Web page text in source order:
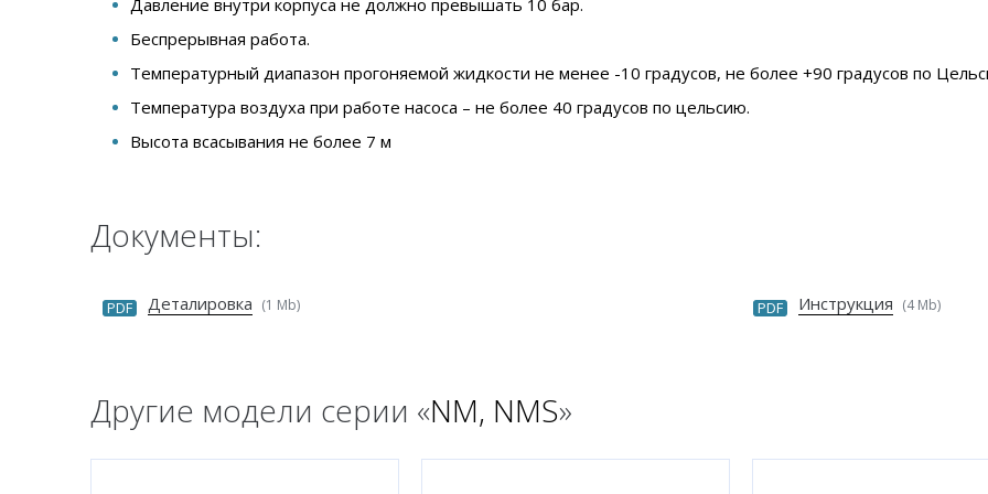
Давление внутри корпуса не должно превышать 10 бар.
Беспрерывная работа.
Температурный диапазон прогоняемой жидкости не менее -10 градусов, не более +90 градусов по
Температура воздуха при работе насоса – не более 40 градусов по цельсию.
Высота всасывания не более 7 м
Документы:
PDF Деталировка (1 Mb) PDF Инструкция (4 Mb)
Другие модели серии «NM, NMS»